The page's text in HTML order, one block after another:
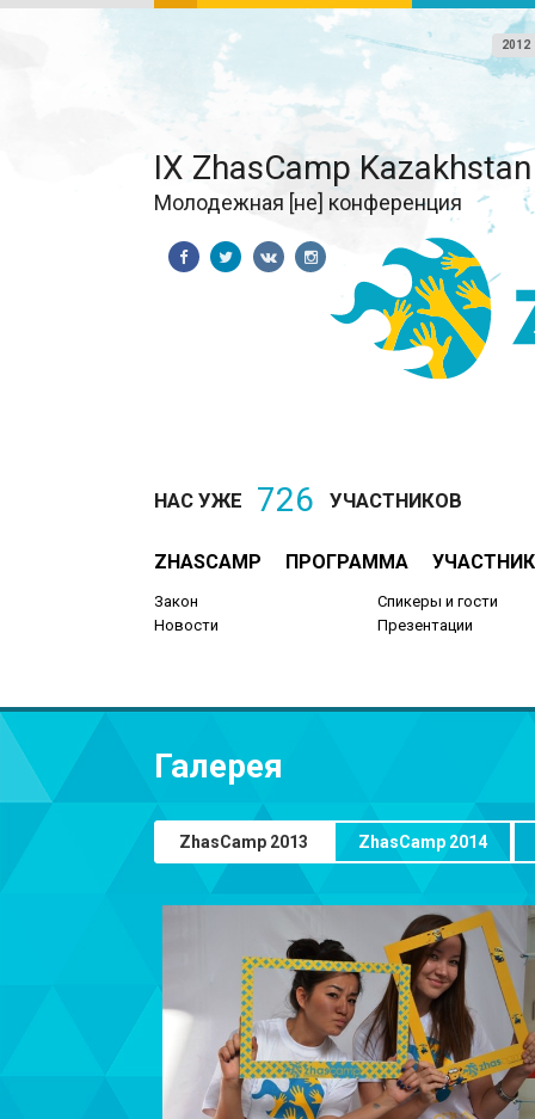
2012
IX ZhasCamp Kazakhstan
Молодежная [не] конференция
НАС УЖЕ 726 УЧАСТНИКОВ
ZHASCAMP ПРОГРАММА
Закон
Новости
Спикеры и гости
Презентации
Галерея
ZhasCamp 2013 ZhasCamp 2014